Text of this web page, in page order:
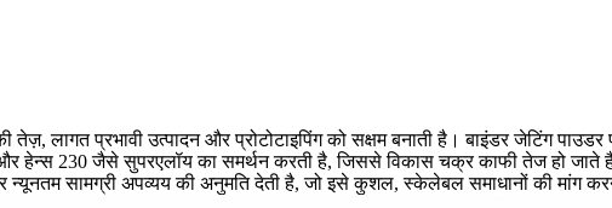
तेज़, लागत प्रभावी उत्पादन और प्रोटोटाइपिंग को सक्षम बनाती है। बाइंडर जेटिंग
हेन्स 230जैसे सुपरएलॉय का समर्थन करती है, जिससे विकास चक्र काफी तेज हो जाते
सामग्री अपव्यय की अनुमति देती है, जो इसे कुशल, स्केलेबल समाधानों की मांग करने